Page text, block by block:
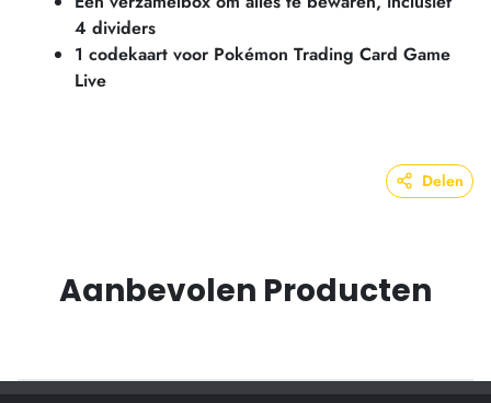
4 dividers
1 codekaart voor Pokémon Trading Card Game
Live
Delen
Aanbevolen Producten